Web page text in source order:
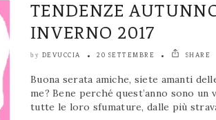
TENDENZE
INVERNO 2017
by DEVUCCIA 20 SETTEMBRE SHARE
Buona serata amiche, siete amanti
me? Bene perché quest’anno sono un
tutte le loro sfumature, dalle più